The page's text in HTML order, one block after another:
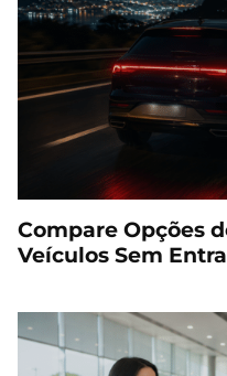
Compare Opções
Veículos Sem